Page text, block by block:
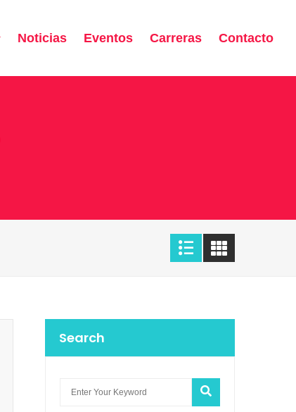
Noticias Eventos Carreras Contacto
Search